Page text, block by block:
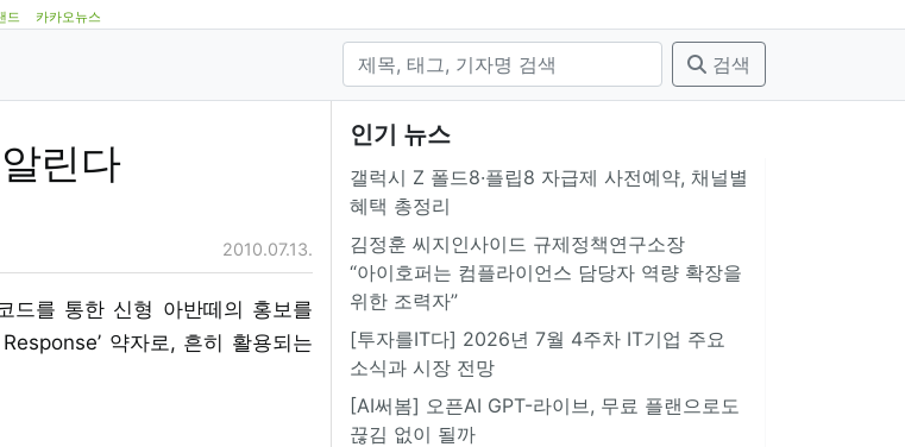
드 카카오뉴스
검색
린다
2010.07.13.
드를 통한 신형 아반떼의 홍보를
약자로, 흔히 활용되는
인기 뉴스
갤럭시 Z 폴드8·플립8 자급제 사전예약, 채널별
혜택 총정리
김정훈 씨지인사이드 규제정책연구소장
“아이호퍼는 컴플라이언스 담당자 역량 확장을
위한 조력자”
[투자를IT다] 2026년 7월 4주차 IT기업 주요
소식과 시장 전망
[AI써봄] 오픈AI GPT-라이브, 무료 플랜으로도
끊김 없이 될까